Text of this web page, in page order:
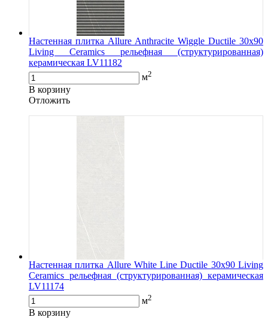
Настенная плитка Allure Anthracite Wiggle Ductile 30x90
Living Ceramics рельефная (структурированная)
керамическая LV11182
м2
В корзину
Oтложить
Настенная плитка Allure White Line Ductile 30x90 Living
Ceramics рельефная (структурированная) керамическая
LV11174
м2
В корзину